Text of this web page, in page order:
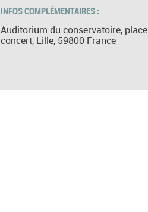
INFOS COMPLÉMENTAIRES :
Auditorium du conservatoire,
concert, Lille, 59800 France